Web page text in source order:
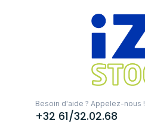
Besoin d'aide ? Appelez-nous !
+32 61/32.02.68